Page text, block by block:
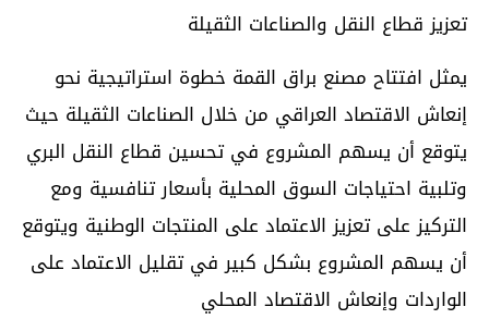
تعزيز قطاع النقل والصناعات الثقيلة
يمثل افتتاح مصنع براق القمة خطوة استراتيجية نحو
إنعاش الاقتصاد العراقي من خلال الصناعات الثقيلة حيث
يتوقع أن يسهم المشروع في تحسين قطاع النقل البري
وتلبية احتياجات السوق المحلية بأسعار تنافسية ومع
التركيز على تعزيز الاعتماد على المنتجات الوطنية ويتوقع
أن يسهم المشروع بشكل كبير في تقليل الاعتماد على
الواردات وإنعاش الاقتصاد المحلي